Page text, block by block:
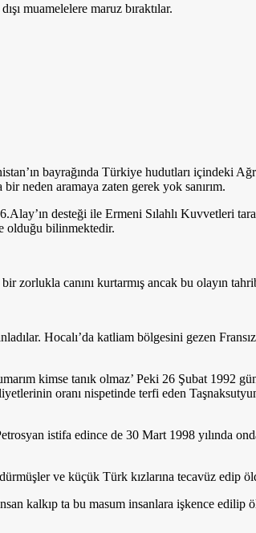
muamelelere maruz bıraktılar.
bayrağında Türkiye hudutları içindeki
neden aramaya zaten gerek yok sanırım.
desteği ile Ermeni Sılahlı Kuvvetleri
olduğu bilinmektedir.
canını kurtarmış ancak bu olayın
Hocalı’da katliam bölgesini gezen
kimse tanık olmaz’ Peki 26 Şubat 1992
oranı nispetinde terfi eden
istifa edince de 30 Mart 1998 yılında
ve küçük Türk kızlarına tecavüz edip
kalkıp ta bu masum insanlara işkence edilip